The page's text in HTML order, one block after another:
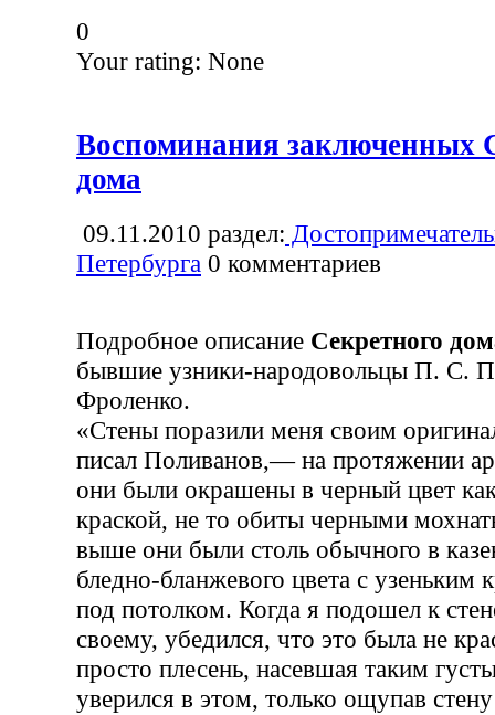
0
Your rating: None
Воспоминания заключенных
дома
09.11.2010 раздел:
Петербурга 0 комментариев
Подробное описание Секретного
бывшие узники-народовольцы П. С.
Фроленко.
«Стены поразили меня своим
писал Поливанов,— на протяжении
они были окрашены в черный цвет
краской, не то обиты черными
выше они были столь обычного в
бледно-бланжевого цвета с
под потолком. Когда я подошел к
своему, убедился, что это была не
просто плесень, насевшая таким
уверился в этом, только ощупав